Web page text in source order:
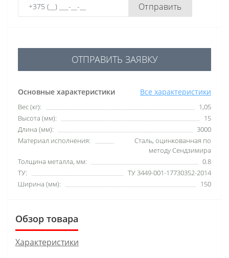
Отправить
Основные характеристики Все характеристики
Вес (кг):
1,05
Высота (мм):
15
Длина (мм):
3000
Материал исполнения:
Сталь, оцинкованная по
методу Сендзимира
Толщина металла, мм:
0.8
ТУ:
ТУ 3449-001-17730352-2014
Ширина (мм):
150
ОТПРАВИТЬ ЗАЯВКУ
Обзор товара
Характеристики